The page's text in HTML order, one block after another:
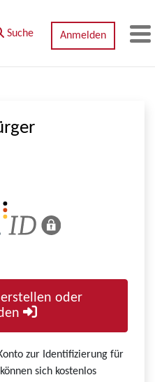
Suche Anmelden
oder
zur Identifizierung für
sich kostenlos